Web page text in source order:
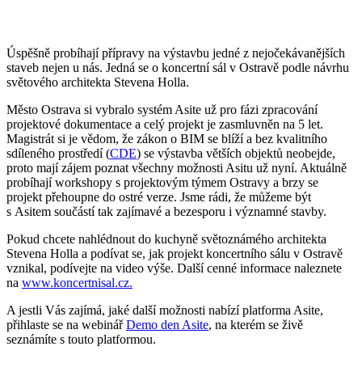
Úspěšně probíhají přípravy na výstavbu jedné z nejočekávanějších
staveb nejen u nás. Jedná se o koncertní sál v Ostravě podle návrhu
světového architekta Stevena Holla.
Město Ostrava si vybralo systém Asite už pro fázi zpracování
projektové dokumentace a celý projekt je zasmluvněn na 5 let.
Magistrát si je vědom, že zákon o BIM se blíží a bez kvalitního
sdíleného prostředí (CDE) se výstavba větších objektů neobejde,
proto mají zájem poznat všechny možnosti Asitu už nyní. Aktuálně
probíhají workshopy s projektovým týmem Ostravy a brzy se
projekt přehoupne do ostré verze. Jsme rádi, že můžeme být
s Asitem součástí tak zajímavé a bezesporu i významné stavby.
Pokud chcete nahlédnout do kuchyně světoznámého architekta
Stevena Holla a podívat se, jak projekt koncertního sálu v Ostravě
vznikal, podívejte na video výše. Další cenné informace naleznete
na www.koncertnisal.cz.
A jestli Vás zajímá, jaké další možnosti nabízí platforma Asite,
přihlaste se na webinářDemo den Asite, na kterém se živě
seznámíte s touto platformou.